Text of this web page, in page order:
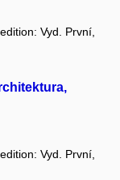
Vyd. První,
, edition: Vyd. První,